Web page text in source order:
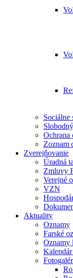
Sociálne
Ochrana
Zoznam
Zverejňovanie
Úradná
Zmluvy
Verejné
VZN
Aktuality
Oznamy
Farské
Oznamy